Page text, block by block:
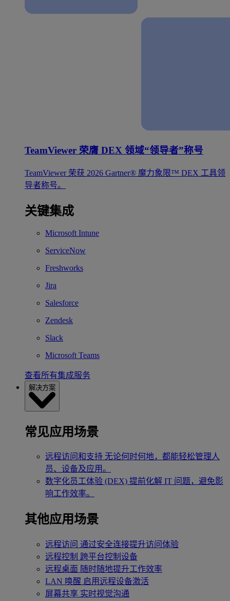
TeamViewer 荣膺 DEX 领域“领导者”称号
TeamViewer 荣获 2026 Gartner® 魔力象限™ DEX 工具领
导者称号。
关键集成
Microsoft Intune
ServiceNow
Freshworks
Jira
Salesforce
Zendesk
Slack
Microsoft Teams
查看所有集成服务
解决方案
常见应用场景
远程访问和支持 无论何时何地，都能轻松管理人
员、设备及应用。
数字化员工体验 (DEX) 提前化解 IT 问题，避免影
响工作效率。
其他应用场景
远程访问 通过安全连接提升访问体验
远程控制 跨平台控制设备
远程桌面 随时随地提升工作效率
LAN 唤醒 启用远程设备激活
屏幕共享 实时视觉沟通